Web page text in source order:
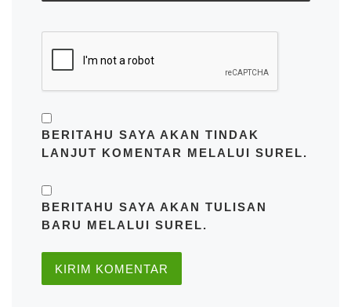
BERITAHU SAYA AKAN TINDAK
LANJUT KOMENTAR MELALUI SUREL.
BERITAHU SAYA AKAN TULISAN
BARU MELALUI SUREL.